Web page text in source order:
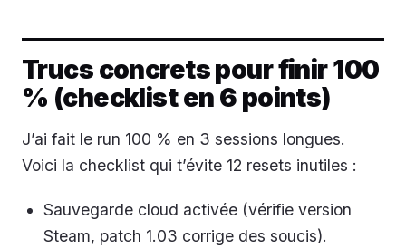
Trucs concrets pour finir 100
% (checklist en 6 points)
J’ai fait le run 100 % en 3 sessions longues.
Voici la checklist qui t’évite 12 resets inutiles :
Sauvegarde cloud activée (vérifie version
Steam, patch 1.03 corrige des soucis).